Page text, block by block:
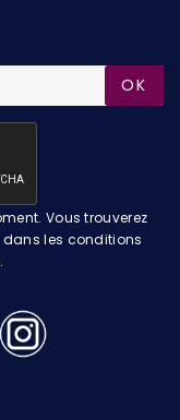
OK
Vous trouverez
les conditions